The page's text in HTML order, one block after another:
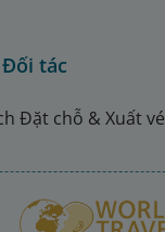
tác
Đặt chỗ & Xuất vé